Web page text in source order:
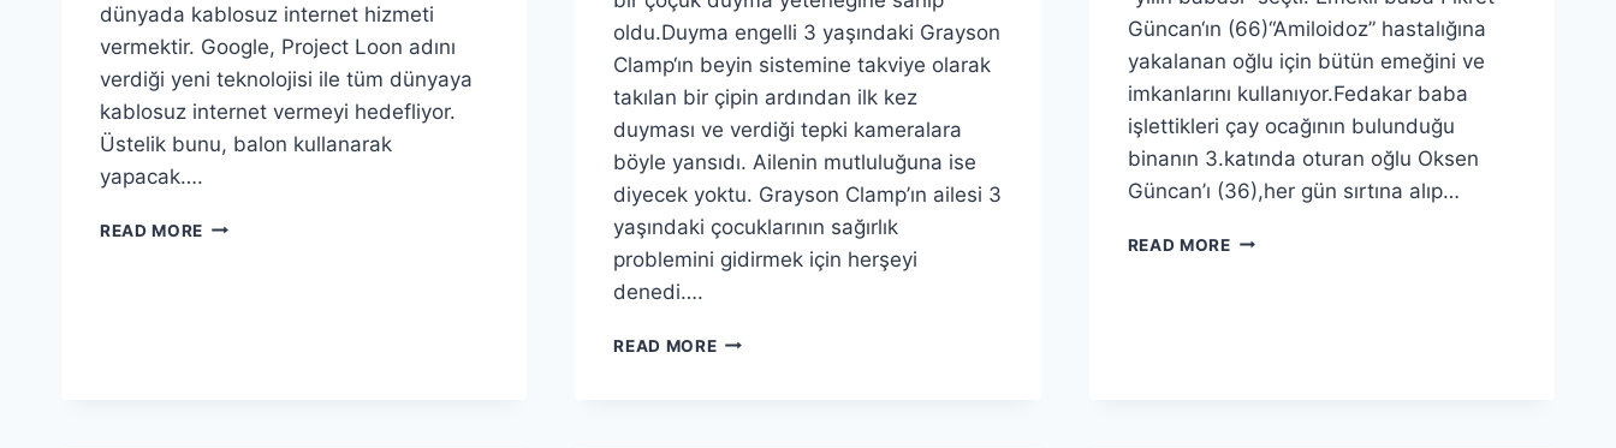
dünyada kablosuz internet hizmeti
vermektir. Google, Project Loon adını
verdiği yeni teknolojisi ile tüm dünyaya
kablosuz internet vermeyi hedefliyor.
Üstelik bunu, balon kullanarak
yapacak….
READ MORE GOOGLE
oldu.Duyma engelli 3 yaşındaki Grayson
Clamp‘ın beyin sistemine takviye olarak
takılan bir çipin ardından ilk kez
duyması ve verdiği tepki kameralara
böyle yansıdı. Ailenin mutluluğuna ise
diyecek yoktu. Grayson Clamp’ın ailesi 3
yaşındaki çocuklarının sağırlık
problemini gidirmek için herşeyi
denedi….
READ MORE3
Güncan‘ın (66)“Amiloidoz” hastalığına
yakalanan oğlu için bütün emeğini ve
imkanlarını kullanıyor.Fedakar baba
işlettikleri çay ocağının bulunduğu
binanın 3.katında oturan oğlu Oksen
Güncan’ı (36),her gün sırtına alıp…
READ MOREYILIN